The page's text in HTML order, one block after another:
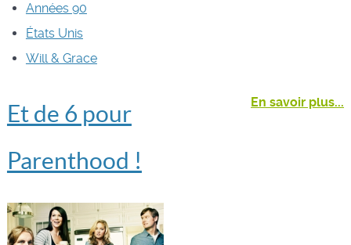
Années 90
États Unis
Will & Grace
En savoir plus...
Et de 6 pour
Parenthood !